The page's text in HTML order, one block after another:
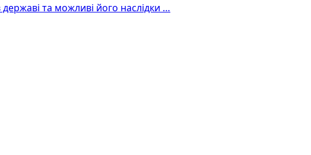
та можливі його наслідки …